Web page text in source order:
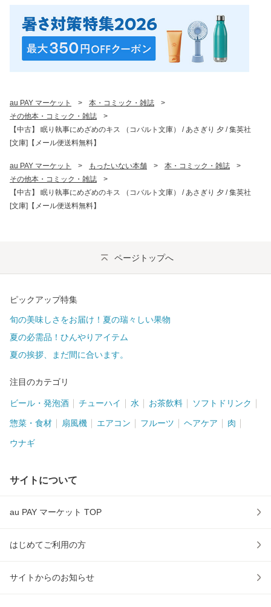
au PAY マーケット > 本・コミック・雑誌
>
その他本・コミック・雑誌
>
【中古】 眠り執事にめざめのキス （コバルト文庫） / あさぎり 夕 / 集英社
[文庫]【メール便送料無料】
au PAY マーケット > もったいない本舗 > 本・コミック・雑誌
>
その他本・コミック・雑誌
>
【中古】 眠り執事にめざめのキス （コバルト文庫） / あさぎり 夕 / 集英社
[文庫]【メール便送料無料】
ページトップへ
ピックアップ特集
旬の美味しさをお届け！夏の瑞々しい果物
夏の必需品！ひんやりアイテム
夏の挨拶、まだ間に合います。
注目のカテゴリ
ビール・発泡酒 チューハイ 水 お茶飲料 ソフトドリンク
惣菜・食材 扇風機 エアコン フルーツ ヘアケア 肉
ウナギ
サイトについて
au PAY マーケット TOP
はじめてご利用の方
サイトからのお知らせ